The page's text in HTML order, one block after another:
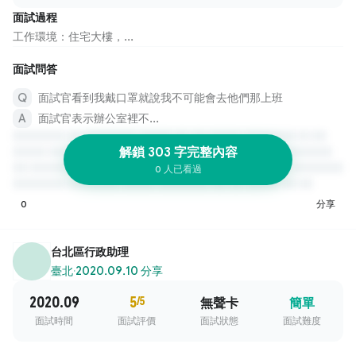
面試過程
工作環境：住宅大樓，...
面試問答
面試官看到我戴口罩就說我不可能會去他們那上班
面試官表示辦公室裡不...
解鎖 303 字完整內容
0 人已看過
0 分享
台北區行政助理
臺北·2020.09.10 分享
2020.09
面試時間
5/5
面試評價
無聲卡
面試狀態
簡單
面試難度